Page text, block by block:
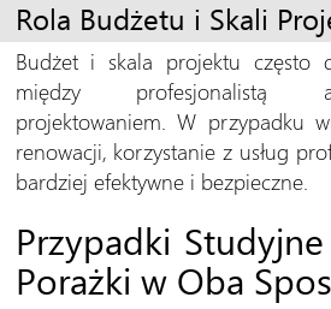
Rola Budżetu i Skali
Budżet i skala projektu często
między profesjonalistą
projektowaniem. W przypadku
renowacji, korzystanie z usług
bardziej efektywne i bezpieczne.
Przypadki
Porażki w Oba